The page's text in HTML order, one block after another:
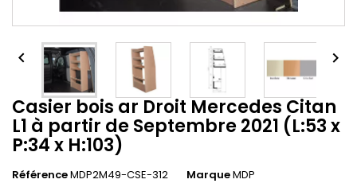
 
Casier bois ar Droit Mercedes Citan
L1 à partir de Septembre 2021 (L:53 x
P:34 x H:103)
RéférenceMDP2M49-CSE-312 MarqueMDP